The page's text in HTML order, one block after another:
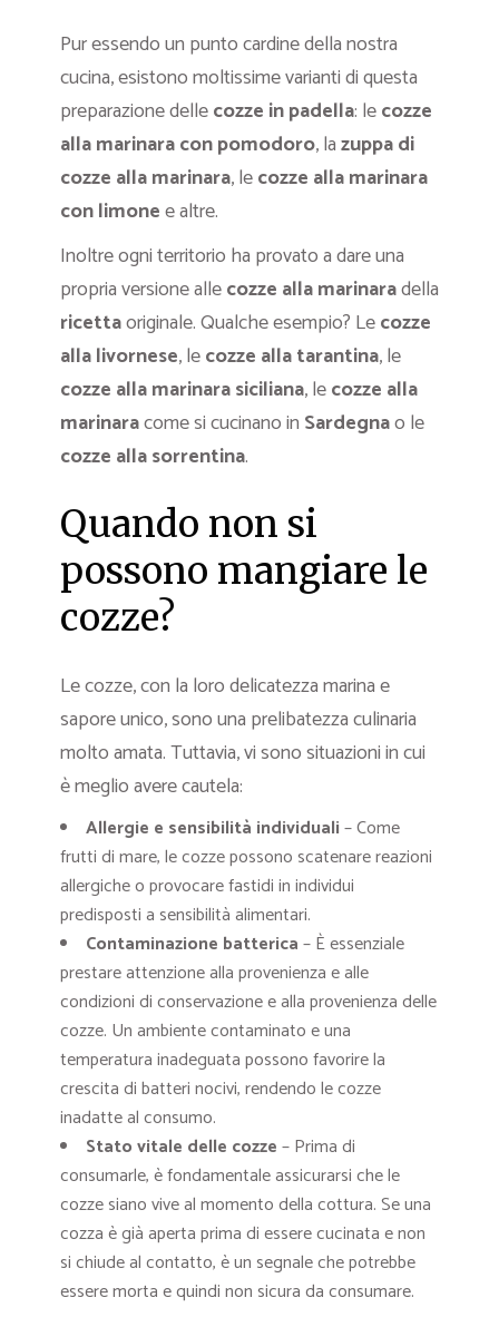
Pur essendo un punto cardine della nostra
cucina, esistono moltissime varianti di questa
preparazione dellecozze in padella: lecozze
alla marinara con pomodoro, lazuppa di
cozze alla marinara, lecozze alla marinara
con limonee altre.
Inoltre ogni territorio ha provato a dare una
propria versione allecozze alla marinaradella
ricettaoriginale. Qualche esempio? Lecozze
alla livornese, lecozze alla tarantina, le
cozze alla marinara siciliana, lecozze alla
marinaracome si cucinano in Sardegnao le
cozze alla sorrentina.
Quando non si
possono mangiare le
cozze?
Le cozze, con la loro delicatezza marina e
sapore unico, sono una prelibatezza culinaria
molto amata. Tuttavia, vi sono situazioni in cui
è meglio avere cautela:
Allergie e sensibilità individuali– Come
frutti di mare, le cozze possono scatenare reazioni
allergiche o provocare fastidi in individui
predisposti a sensibilità alimentari.
Contaminazione batterica– È essenziale
prestare attenzione alla provenienza e alle
condizioni di conservazione e alla provenienza delle
cozze. Un ambiente contaminato e una
temperatura inadeguata possono favorire la
crescita di batteri nocivi, rendendo le cozze
inadatte al consumo.
Stato vitale delle cozze– Prima di
consumarle, è fondamentale assicurarsi che le
cozze siano vive al momento della cottura. Se una
cozza è già aperta prima di essere cucinata e non
si chiude al contatto, è un segnale che potrebbe
essere morta e quindi non sicura da consumare.